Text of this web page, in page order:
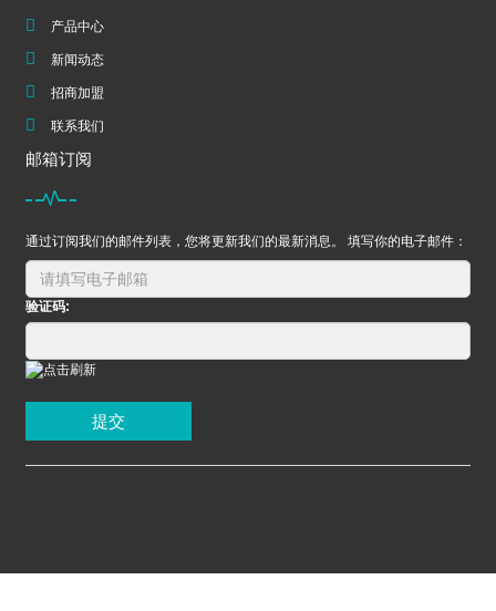
产品中心
新闻动态
招商加盟
联系我们
邮箱订阅
通过订阅我们的邮件列表，您将更新我们的最新消息。 填写你的电子邮件：
验证码:
提交